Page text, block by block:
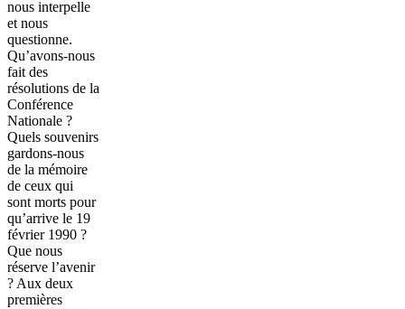
nous interpelle
et nous
questionne.
Qu’avons-nous
fait des
résolutions de la
Conférence
Nationale ?
Quels souvenirs
gardons-nous
de la mémoire
de ceux qui
sont morts pour
qu’arrive le 19
février 1990 ?
Que nous
réserve l’avenir
? Aux deux
premières